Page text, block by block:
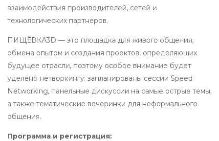
взаимодействия производителей, сетей и
технологических партнёров.
ПИЩЁВКА3D — это площадка для живого общения,
обмена опытом и создания проектов, определяющих
будущее отрасли, поэтому особое внимание будет
уделено нетворкингу: запланированы сессии Speed
Networking, панельные дискуссии на самые острые темы,
а также тематические вечеринки для неформального
общения.
Программа и регистрация: